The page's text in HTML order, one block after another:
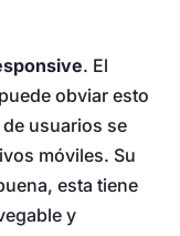
. El
obviar esto
usuarios se
móviles. Su
esta tiene
y